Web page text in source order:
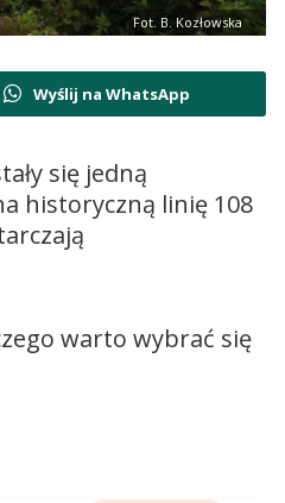
Fot. B. Kozłowska
Wyślij na WhatsApp
się jedną
historyczną linię 108
warto wybrać się